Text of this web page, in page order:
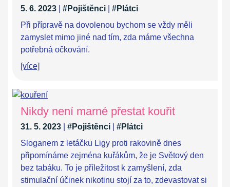
5. 6. 2023 #Pojištěnci
#Plátci
Při přípravě na dovolenou bychom se vždy měli
zamyslet mimo jiné nad tím, zda máme všechna
potřebná očkování.
[více]
Nikdy není marné přestat kouřit
31. 5. 2023 #Pojištěnci
#Plátci
Sloganem z letáčku Ligy proti rakovině dnes
připomínáme zejména kuřákům, že je Světový den
bez tabáku. To je příležitost k zamyšlení, zda
stimulační účinek nikotinu stojí za to, zdevastovat si